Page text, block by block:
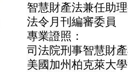
智慧財產法兼任助
法令月刊編審委員
專業證照：
司法院刑事智慧財
美國加州柏克萊大